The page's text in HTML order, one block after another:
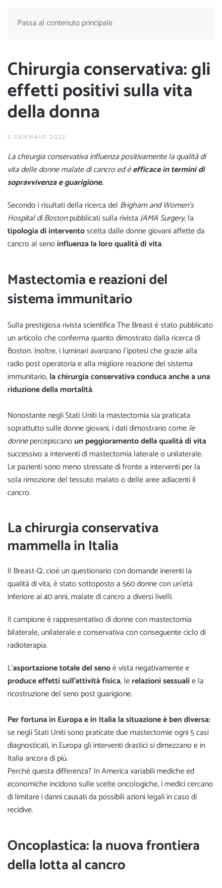
Passa al contenuto principale
Chirurgia conservativa: gli
effetti positivi sulla vita
della donna
3 GENNAIO 2022
La chirurgia conservativa influenza positivamente la qualità di
vita delle donne malate di cancro ed èefficace in termini di
sopravvivenza e guarigione.
Secondo i risultati della ricerca del Brigham and Women’s
Hospital di Bostonpubblicati sulla rivistaJAMA Surgery,la
tipologia di interventoscelta dalle donne giovani affette da
cancro al senoinfluenza la loro qualità di vita.
Mastectomia e reazioni del
sistema immunitario
Sulla prestigiosa rivista scientificaThe Breastè stato pubblicato
un articolo che conferma quanto dimostrato dalla ricerca di
Boston. Inoltre, i luminari avanzano l’ipotesi che grazie alla
radio post operatoria e alla migliore reazione del sistema
immunitario,la chirurgia conservativa conduca anche a una
riduzione della mortalità.
Nonostante negli Stati Uniti la mastectomia sia praticata
soprattutto sulle donne giovani, i dati dimostrano comele
donnepercepiscanoun peggioramento della qualità di vita
successivo a interventi di mastectomia laterale o unilaterale.
Le pazienti sono meno stressate di fronte a interventi per la
sola rimozione del tessuto malato o delle aree adiacenti il
cancro.
La chirurgia conservativa
mammella in Italia
Il Breast-Q, cioè un questionario con domande inerenti la
qualità di vita, è stato sottoposto a 560 donne con un’età
inferiore ai 40 anni, malate di cancro a diversi livelli.
Il campione è rappresentativo di donne con mastectomia
bilaterale, unilaterale e conservativa con conseguente ciclo di
radioterapia.
L’asportazione totale del senoè vista negativamente e
produce effetti sull’attività fisica, lerelazioni sessualie la
ricostruzione del seno post guarigione.
Per fortuna in Europa e in Italia la situazione è ben diversa:
se negli Stati Uniti sono praticate due mastectomie ogni 5 casi
diagnosticati, in Europa gli interventi drastici si dimezzano e in
Italia ancora di più.
Perché questa differenza? In America variabili mediche ed
economiche incidono sulle scelte oncologiche, i medici cercano
di limitare i danni causati da possibili azioni legali in caso di
recidive.
Oncoplastica: la nuova frontiera
della lotta al cancro